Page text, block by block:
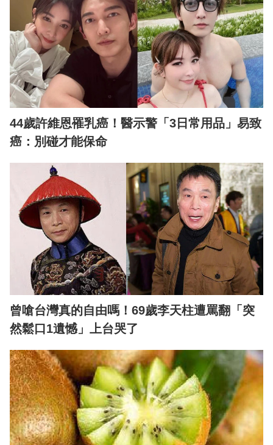
44歲許維恩罹乳癌！醫示警「3日常用品」易致
癌：別碰才能保命
曾嗆台灣真的自由嗎！69歲李天柱遭罵翻「突
然鬆口1遺憾」上台哭了